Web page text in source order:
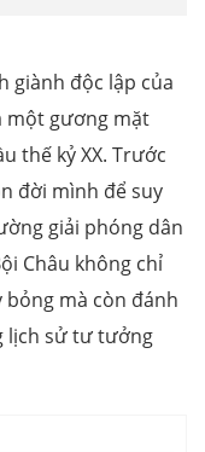
giành độc lập của
một gương mặt
thế kỷ XX. Trước
đời mình để suy
giải phóng dân
Châu không chỉ
mà còn đánh
lịch sử tư tưởng